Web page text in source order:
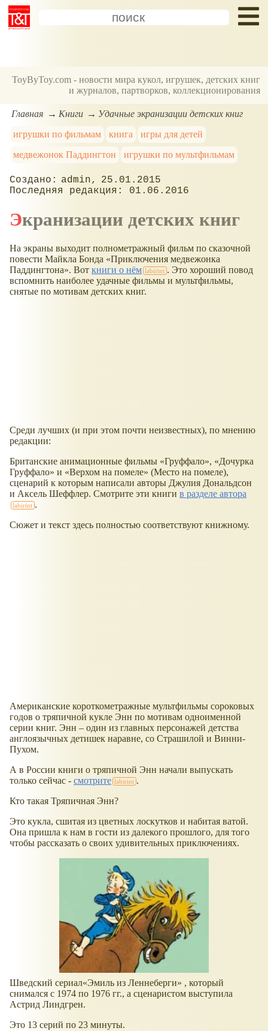
ToyByToy.com - новости мира кукол, игрушек, детских книг
и журналов, партворков, коллекционирования
Главная Книги
Удачные экранизации детских книг
игрушки по фильмам
книга
игры для детей
медвежонок Паддингтон
игрушки по мультфильмам
admin
25.01.2015
01.06.2016
Экранизации детских книг
На экраны выходит полнометражный фильм по сказочной
повести Майкла Бонда
Приключения медвежонка
Паддингтона . Вот книги о нём
. Это хороший повод
вспомнить наиболее удачные фильмы и мультфильмы,
снятые по мотивам детских книг.
Среди лучших (и при этом почти неизвестных), по мнению
редакции:
Британские анимационные фильмы
Груффало ,
Дочурка
Груффало
и Верхом на помеле
(Место на помеле),
сценарий к которым написали авторы Джулия Дональдсон
и Аксель Шеффлер. Смотрите эти книги в разделе автора
.
Сюжет и текст здесь полностью соответствуют книжному.
Американские короткометражные мультфильмы сороковых
годов о тряпичной кукле Энн по мотивам одноименной
серии книг. Энн – один из главных персонажей детства
англоязычных детишек наравне, со Страшилой и Винни-
Пухом.
А в России книги о тряпичной Энн начали выпускать
только сейчас - смотрите
.
Кто такая Тряпичная Энн?
Это кукла, сшитая из цветных лоскутков и набитая ватой.
Она пришла к нам в гости из далекого прошлого, для того
чтобы рассказать о своих удивительных приключениях.
Шведский сериал Эмиль из Леннеберги
, который
снимался с 1974 по 1976 гг., а сценаристом выступила
Астрид Линдгрен.
Это 13 серий по 23 минуты.